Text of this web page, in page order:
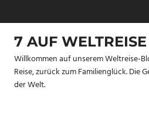
Inhalt
springen
7 AUF WELTREISE
Willkommen auf unserem Weltreise-
Reise, zurück zum Familienglück. Die
der Welt.